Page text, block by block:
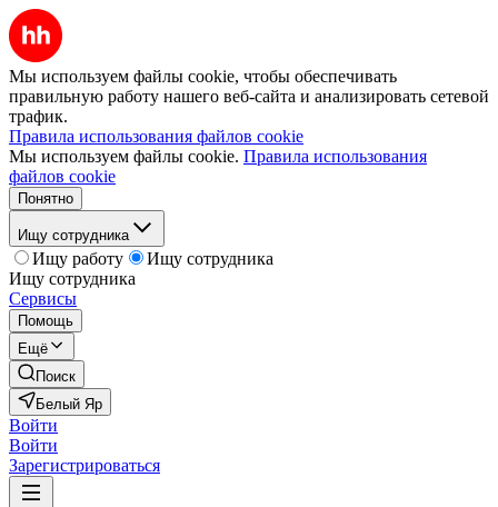
Мы используем файлы cookie, чтобы обеспечивать
правильную работу нашего веб-сайта и анализировать сетевой
трафик.
Правила использования файлов cookie
Мы используем файлы cookie. Правила использования
файлов cookie
Понятно
Ищу сотрудника
Ищу работу
Ищу сотрудника
Ищу сотрудника
Сервисы
Помощь
Ещё
Поиск
Белый Яр
Войти
Войти
Зарегистрироваться